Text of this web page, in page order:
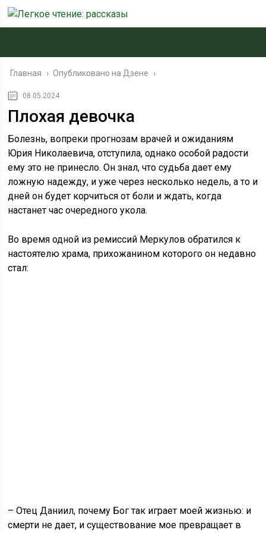
Главная › Опубликовано на Дзене ›
08.05.2024
Плохая девочка
Болезнь, вопреки прогнозам врачей и ожиданиям
Юрия Николаевича, отступила, однако особой радости
ему это не принесло. Он знал, что судьба дает ему
ложную надежду, и уже через несколько недель, а то и
дней он будет корчиться от боли и ждать, когда
настанет час очередного укола.
Во время одной из ремиссий Меркулов обратился к
настоятелю храма, прихожанином которого он недавно
стал:
– Отец Даниил, почему Бог так играет моей жизнью: и
смерти не дает, и существование мое превращает в